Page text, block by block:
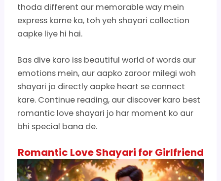
thoda different aur memorable way mein
express karne ka, toh yeh shayari collection
aapke liye hi hai.
Bas dive karo iss beautiful world of words aur
emotions mein, aur aapko zaroor milegi woh
shayari jo directly aapke heart se connect
kare. Continue reading, aur discover karo best
romantic love shayari jo har moment ko aur
bhi special bana de.
Romantic Love Shayari for Girlfriend